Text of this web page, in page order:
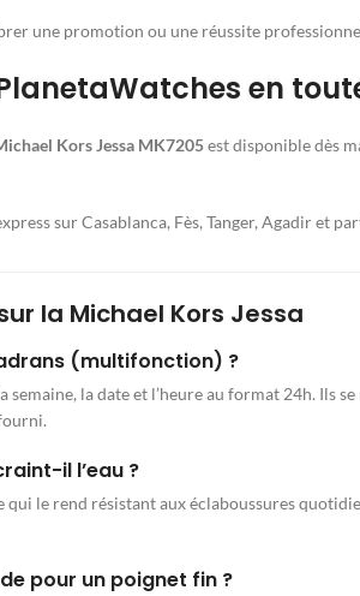
une promotion ou une réussite
en
Kors Jessa MK7205est disponible dès
sur Casablanca, Fès, Tanger, Agadir et
la Michael Kors Jessa
(multifonction) ?
semaine, la date et l’heure au format 24h.
il l’eau ?
qui le rend résistant aux éclaboussures
pour un poignet fin ?